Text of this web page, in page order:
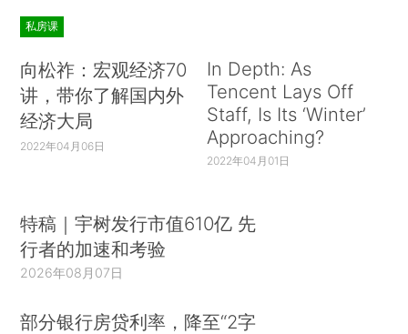
私房课
向松祚：宏观经济70
讲，带你了解国内外
经济大局
2022年04月06日
In Depth: As
Tencent Lays Off
Staff, Is Its ‘Winter’
Approaching?
2022年04月01日
特稿｜宇树发行市值610亿 先
行者的加速和考验
2026年08月07日
部分银行房贷利率，降至“2字